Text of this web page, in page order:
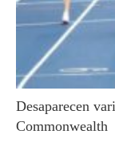
Desaparecen
Commonwealth